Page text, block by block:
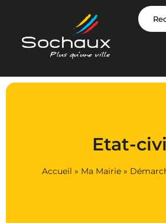
Etat-
Accueil » Ma Mairie»
Panneau de gestion des cookies